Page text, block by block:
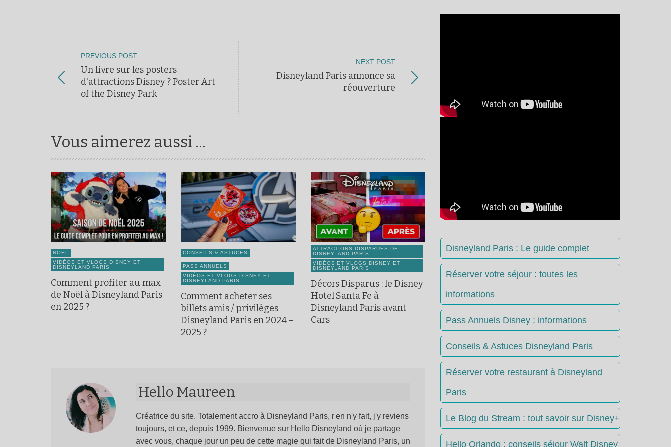
PREVIOUS POST
Un livre sur les posters
d'attractions Disney ? Poster Art
of the Disney Park
NEXT POST
Disneyland Paris annonce sa
réouverture
Vous aimerez aussi ...
NOËL
VIDÉOS ET VLOGS DISNEY ET
DISNEYLAND PARIS
Comment profiter au max
de Noël à Disneyland Paris
en 2025 ?
CONSEILS & ASTUCES
PASS ANNUELS
VIDÉOS ET VLOGS DISNEY ET
DISNEYLAND PARIS
Comment acheter ses
billets amis / privilèges
Disneyland Paris en 2024 –
2025 ?
ATTRACTIONS DISPARUES DE
DISNEYLAND PARIS
VIDÉOS ET VLOGS DISNEY ET
DISNEYLAND PARIS
Décors Disparus : le Disney
Hotel Santa Fe à
Disneyland Paris avant
Cars
Hello Maureen
Créatrice du site. Totalement accro à Disneyland Paris, rien n'y fait, j'y reviens
toujours, et ce, depuis 1999. Bienvenue sur Hello Disneyland où je partage
avec vous, chaque jour un peu de cette magie qui fait de Disneyland Paris, un
Disneyland Paris : Le guide complet
Réserver votre séjour : toutes les
informations
Pass Annuels Disney : informations
Conseils & Astuces Disneyland Paris
Réserver votre restaurant à Disneyland
Paris
Le Blog du Stream : tout savoir sur Disney+
Hello Orlando : conseils séjour Walt Disney